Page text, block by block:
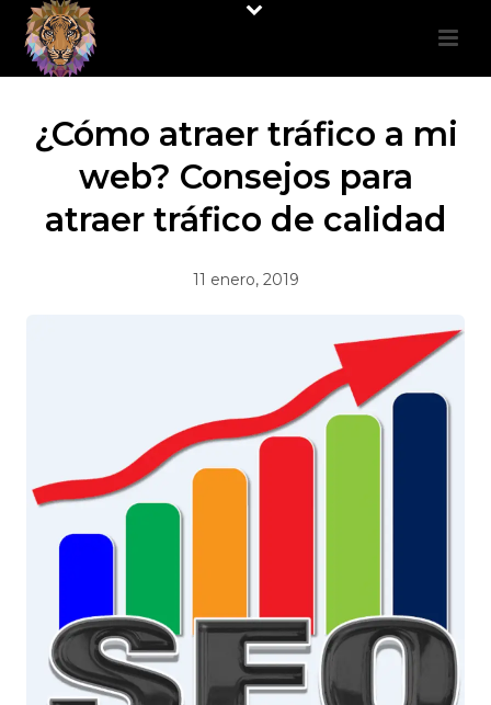
¿Cómo atraer tráfico a mi
web? Consejos para
atraer tráfico de calidad
11 enero, 2019